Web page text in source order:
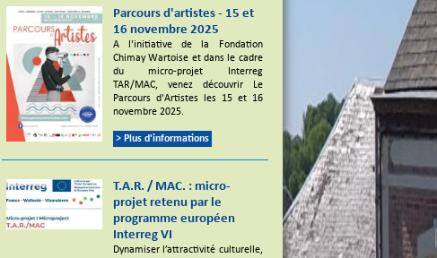
Parcours d'artistes - 15 et
16 novembre 2025
A l'initiative de la Fondation
Chimay Wartoise et dans le cadre
du micro-projet Interreg
TAR/MAC, venez découvrir Le
Parcours d'Artistes les 15 et 16
novembre 2025.
> Plus d'informations
T.A.R. / MAC. : micro-
projet retenu par le
programme européen
Interreg VI
Dynamiser l’attractivité culturelle,